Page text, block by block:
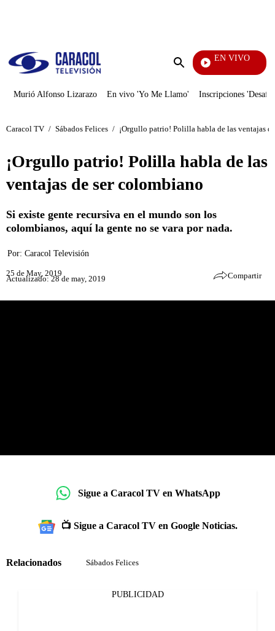
Enviar
EN VIVO
Rafael
Murió Alfonso Lizarazo En vivo 'Yo Me Llamo' Inscripciones
Caracol TV / Sábados Felices / ¡Orgullo patrio! Polilla habla de las ventajas
¡Orgullo patrio! Polilla habla de las
ventajas de ser colombiano
Si existe gente recursiva en el mundo son los
colombianos, aquí la gente no se vara por nada.
Por: Caracol Televisión
25 de May, 2019
Actualizado: 28 de may, 2019 Compartir
Sigue a Caracol TV en WhatsApp
📺 Sigue a Caracol TV en Google Noticias.
Relacionados Sábados Felices
PUBLICIDAD